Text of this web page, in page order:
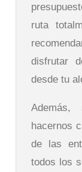
ruta
disfrutar
desde tu
Además,
hacernos
de las
todos los